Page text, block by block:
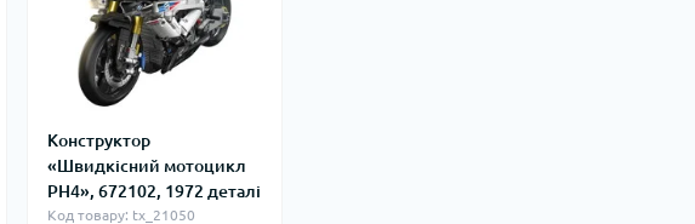
Конструктор
«Швидкісний мотоцикл
PH4», 672102, 1972 деталі
Код товару: tx_21050